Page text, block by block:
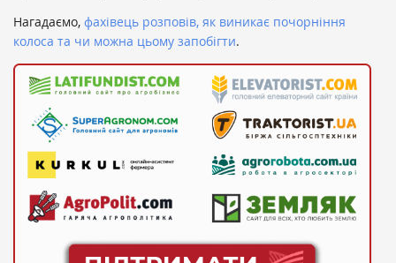
Нагадаємо, фахівець розповів, як виникає почорніння
колоса та чи можна цьому запобігти.